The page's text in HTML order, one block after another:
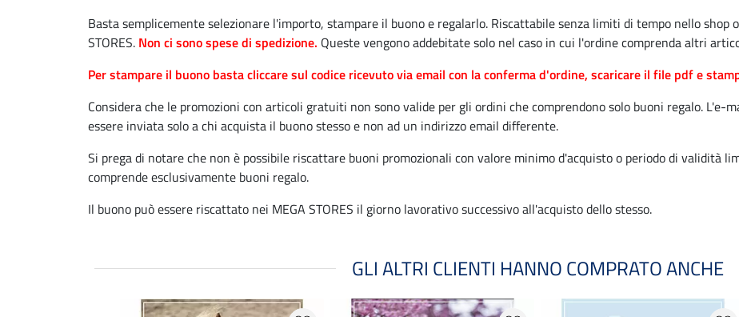
Basta semplicemente selezionare l'importo, stampare il buono e regalarlo. Riscattabile senza limiti di tempo nello
STORES. Non ci sono spese di spedizione. Queste vengono addebitate solo nel caso in cui l'ordine comprenda altri
Per stampare il buono basta cliccare sul codice ricevuto via email con la conferma d'ordine, scaricare il file pdf e
Considera che le promozioni con articoli gratuiti non sono valide per gli ordini che comprendono solo buoni regalo. L'e-
essere inviata solo a chi acquista il buono stesso e non ad un indirizzo email differente.
Si prega di notare che non è possibile riscattare buoni promozionali con valore minimo d'acquisto o periodo di validità
comprende esclusivamente buoni regalo.
Il buono può essere riscattato nei MEGA STORES il giorno lavorativo successivo all'acquisto dello stesso.
GLI ALTRI CLIENTI HANNO COMPRATO ANCHE